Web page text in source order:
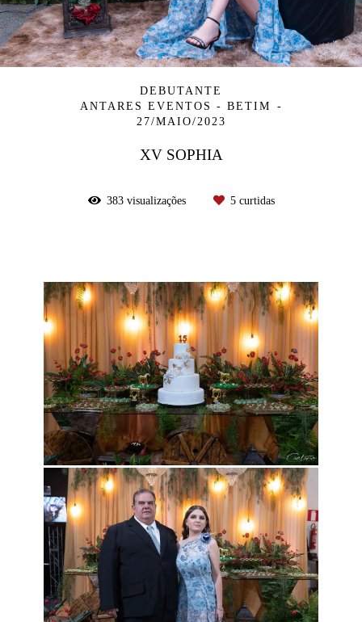
DEBUTANTE
ANTARES EVENTOS - BETIM
27/MAIO/2023
XV SOPHIA
383visualizações 5curtidas